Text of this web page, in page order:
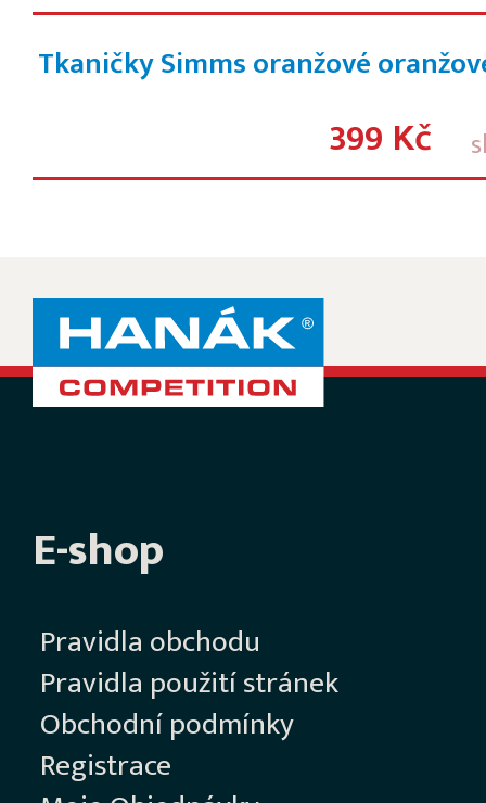
Tkaničky Simms oranžové
399 Kč
E-shop
Pravidla obchodu
Pravidla použití stránek
Obchodní podmínky
Registrace